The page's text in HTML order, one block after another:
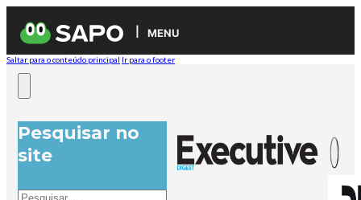
MENU
Saltar para o conteúdo principal Ir para o footer
Pesquisar no
site
Pesquisar